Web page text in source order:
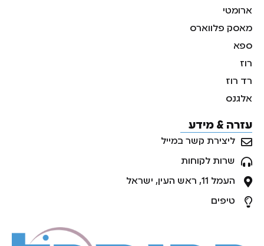
ארומטי
מאסק פלווארס
ספא
רוז
רד רוז
אלגנס
עזרה & מידע
ליצירת קשר במייל
שרות לקוחות
העמל 11, ראש העין, ישראל
טיפים